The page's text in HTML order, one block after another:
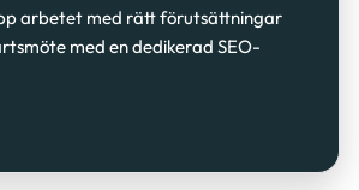
arbetet med rätt förutsättningar
med en dedikerad SEO-